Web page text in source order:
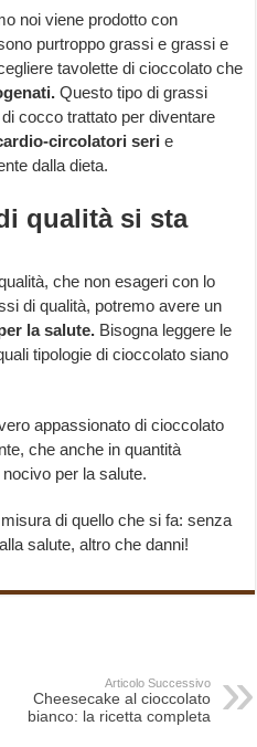
noi viene prodotto con
purtroppo grassi e grassi e
tavolette di cioccolato che
Questo tipo di grassi
cocco trattato per diventare
circolatori serie
dalla dieta.
qualità si sta
che non esageri con lo
di qualità, potremo avere un
la salute. Bisogna leggere le
tipologie di cioccolato siano
appassionato di cioccolato
che anche in quantità
per la salute.
di quello che si fa: senza
salute, altro che danni!
Articolo Successivo
Cheesecake al cioccolato
bianco: la ricetta completa